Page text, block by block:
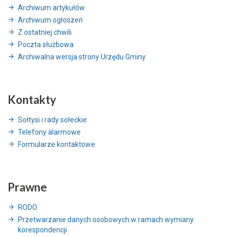
Archiwum artykułów
Archiwum ogłoszeń
Z ostatniej chwili
Poczta służbowa
Archiwalna wersja strony Urzędu Gminy
Kontakty
Sołtysi i rady sołeckie
Telefony alarmowe
Formularze kontaktowe
Prawne
RODO
Przetwarzanie danych osobowych w ramach wymiany
korespondencji